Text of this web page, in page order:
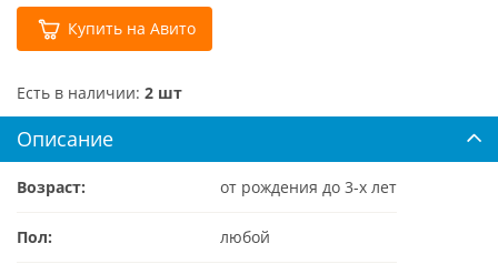
Купить на Авито
Есть в наличии: 2 шт
Описание
Возраст: от рождения до 3-х лет
Пол: любой